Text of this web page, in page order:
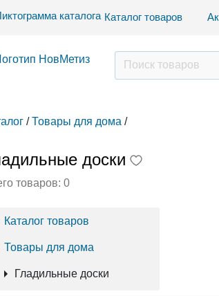
Каталог товаров
/ Товары для дома /
доски
товаров: 0
Каталог товаров
Товары для дома
Гладильные доски